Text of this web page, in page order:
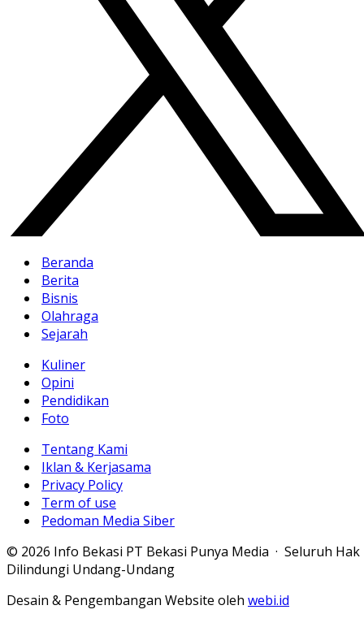
Beranda
Berita
Bisnis
Olahraga
Sejarah
Kuliner
Opini
Pendidikan
Foto
Tentang Kami
Iklan & Kerjasama
Privacy Policy
Term of use
Pedoman Media Siber
© 2026 Info Bekasi PT Bekasi Punya Media · Seluruh Hak
Dilindungi Undang-Undang
Desain & Pengembangan Website oleh webi.id